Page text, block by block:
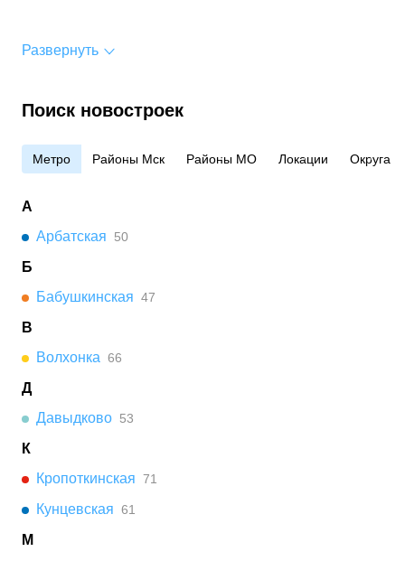
Развернуть
Поиск новостроек
Метро Районы Мск Районы МО Локации Округа
А
Арбатская
50
Б
Бабушкинская 47
В
Волхонка 66
Д
Давыдково 53
К
Кропоткинская 71
Кунцевская 61
М